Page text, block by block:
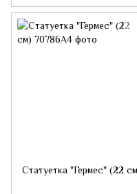
Статуетка "Гермес" (22